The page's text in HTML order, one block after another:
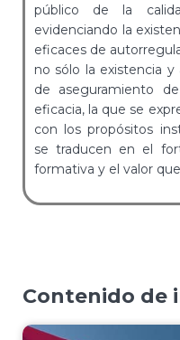
público de la
evidenciando la
eficaces de
no sólo la existencia
de aseguramiento
eficacia, la que se
con los propósitos
se traducen en el
formativa y el valor
Contenido de